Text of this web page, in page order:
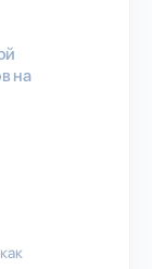
на